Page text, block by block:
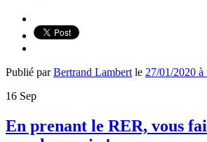
Publié parBertrand Lambert le 27/01/2020 à
16 Sep
En prenant le RER, vous